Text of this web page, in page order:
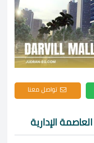
تواصل معنا
الإدارية